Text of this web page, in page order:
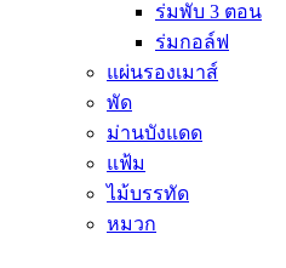
ร่มพับ 3 ตอน
ร่มกอล์ฟ
แผ่นรองเมาส์
พัด
ม่านบังแดด
แฟ้ม
ไม้บรรทัด
หมวก